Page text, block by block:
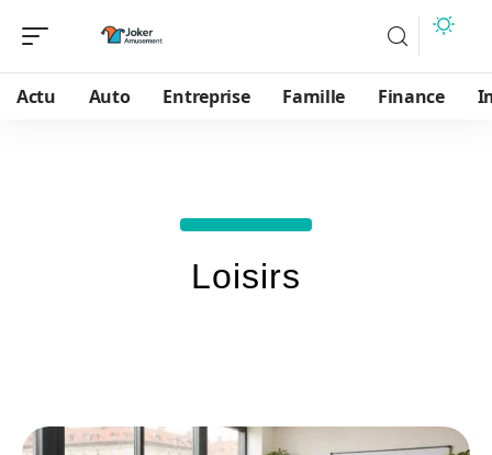
Actu Auto Entreprise Famille Finance
Loisirs